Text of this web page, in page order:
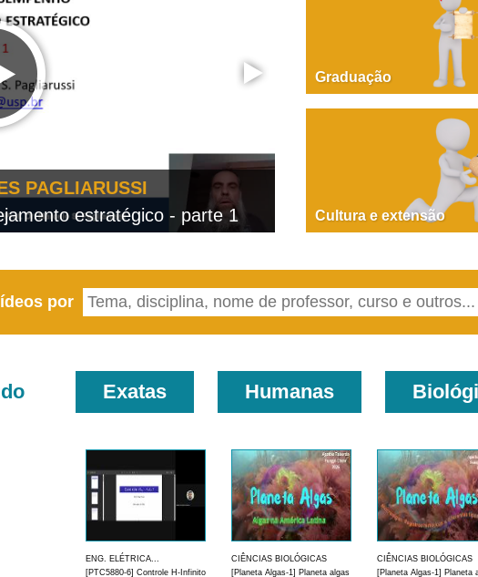
PAGLIARUSSI
estratégico - parte 1
Dire,
Graduação
Cultura e extensão
por
Exatas Humanas
ENG. ELÉTRICA...
[PTC5880-6] Controle H-Infinito
CIÊNCIAS BIOLÓGICAS
[Planeta Algas-1] Planeta algas
CIÊNCIAS BIOLÓGICAS
[Planeta Algas-1] Planeta